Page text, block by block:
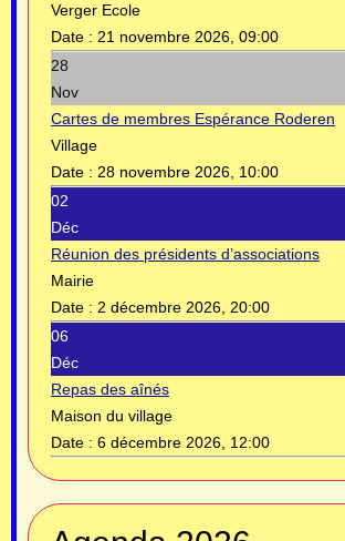
Verger Ecole
Date : 21 novembre 2026, 09:00
28
Nov
Cartes de membres Espérance Roderen
Village
Date : 28 novembre 2026, 10:00
02
Déc
Réunion des présidents d’associations
Mairie
Date : 2 décembre 2026, 20:00
06
Déc
Repas des aînés
Maison du village
Date : 6 décembre 2026, 12:00
Année